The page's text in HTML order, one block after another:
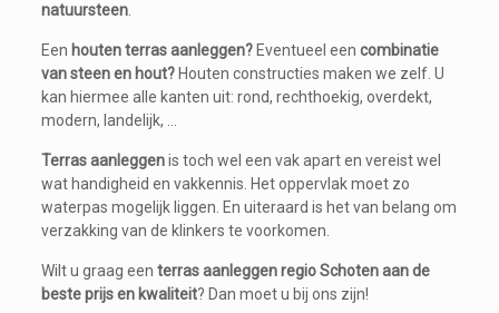
natuursteen.
Een houten terras aanleggen?Eventueel een combinatie
van steen en hout?Houten constructies maken we zelf. U
kan hiermee alle kanten uit: rond, rechthoekig, overdekt,
modern, landelijk, …
Terras aanleggenis toch wel een vak apart en vereist wel
wat handigheid en vakkennis. Het oppervlak moet zo
waterpas mogelijk liggen. En uiteraard is het van belang om
verzakking van de klinkers te voorkomen.
Wilt u graag een terras aanleggen regio Schoten aan de
beste prijs en kwaliteit? Dan moet u bij ons zijn!